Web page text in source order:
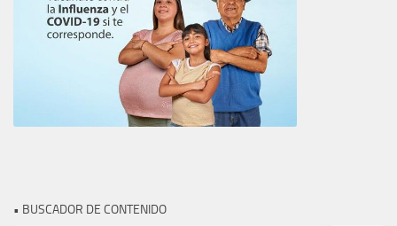
• BUSCADOR DE CONTENIDO